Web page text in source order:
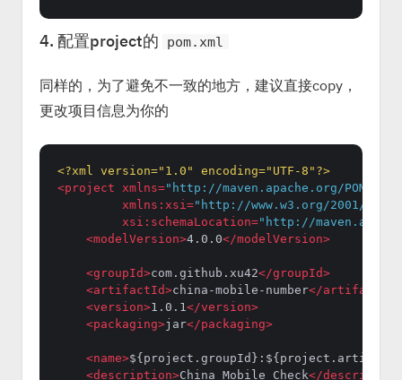
4. 配置project的 pom.xml
同样的，为了避免不一致的地方，建议直接copy，
更改项目信息为你的
<?xml version="1.0" encoding="UTF-8"?>
<project xmlns="http://maven.apache.org/POM/
xmlns:xsi="http://www.w3.org/2001/
xsi:schemaLocation="http://
<modelVersion>4.0.0</modelVersion>
<groupId>com.github.xu42</groupId>
<artifactId>china-mobile-number</artifactId
<version>1.0.1</version>
<packaging>jar</packaging>
<name>
<description>China Mobile Check</description